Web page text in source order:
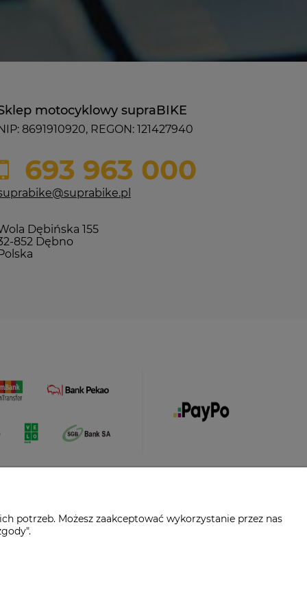
motocyklowy supraBIKE
8691910920, REGON: 121427940
693 963 000
Dębińska 155
852 Dębno
potrzeb. Możesz zaakceptować wykorzystanie przez nas